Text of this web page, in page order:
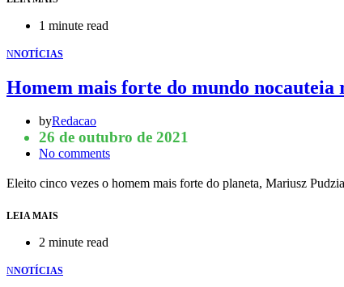
1 minute read
NNOTÍCIAS
Homem mais forte do mundo nocauteia
byRedacao
26 de outubro de 2021
No comments
Eleito cinco vezes o homem mais forte do planeta, Mariusz
LEIA MAIS
2 minute read
NNOTÍCIAS